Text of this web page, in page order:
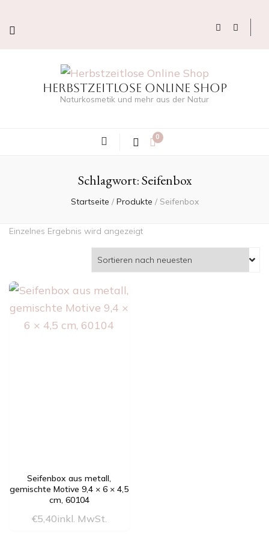
Herbstzeitlose Online Shop
Naturkosmetik und mehr aus der Natur
0
Schlagwort:Seifenbox
Startseite / Produkte / Seifenbox
Einzelnes Ergebnis wird angezeigt
Seifenbox aus metall,
gemischte Motive 9,4 × 6 × 4,5
cm, 60104
€5,40inkl. MwSt.